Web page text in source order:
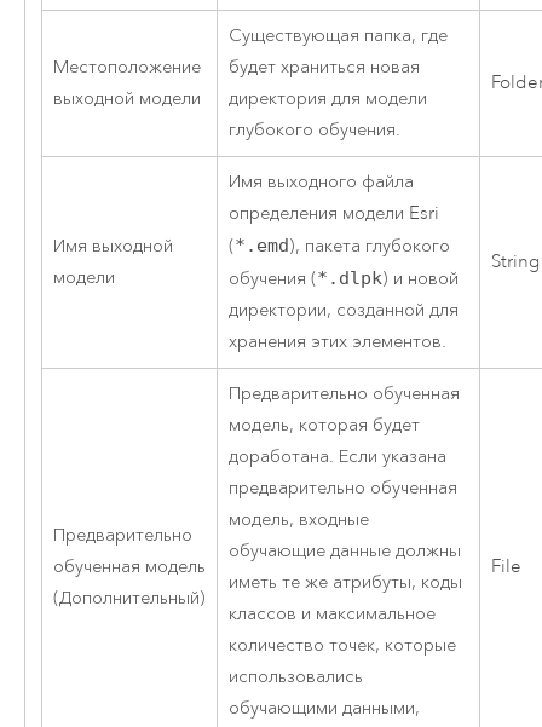
Местоположение
выходной модели
Существующая папка, где
будет храниться новая
директория для модели
глубокого обучения.
Имя выходной
модели
Имя выходного файла
определения модели Esri
(*.emd), пакета глубокого
обучения (*.dlpk) и новой
директории, созданной для
хранения этих элементов.
String
Предварительно
обученная модель
(Дополнительный)
Предварительно обученная
модель, которая будет
доработана. Если указана
предварительно обученная
модель, входные
обучающие данные должны
иметь те же атрибуты, коды
классов и максимальное
количество точек, которые
использовались
обучающими данными,
File